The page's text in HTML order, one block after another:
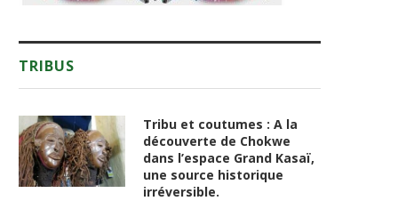
TRIBUS
Tribu et coutumes : A la
découverte de Chokwe
dans l’espace Grand Kasaï,
une source historique
irréversible.